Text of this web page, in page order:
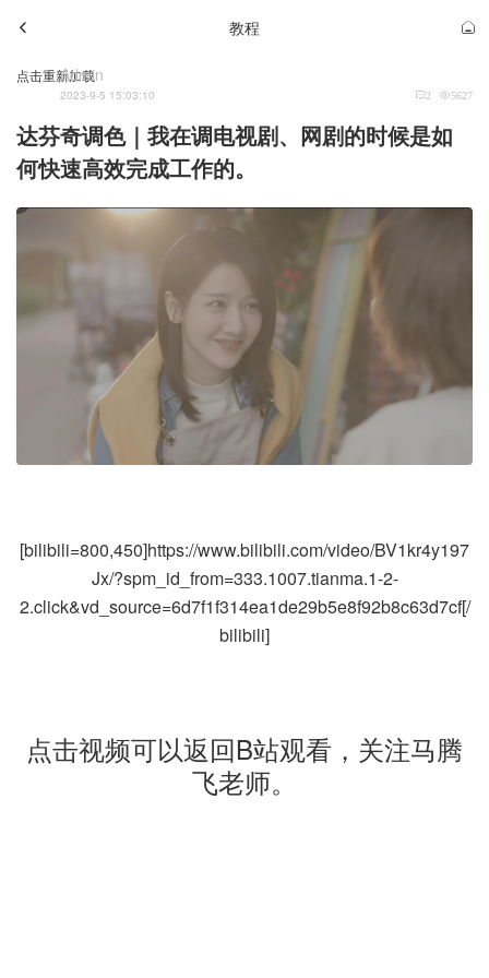
教程
点击重新加载
Admin
2023-9-5 15:03:10 2 5627
达芬奇调色｜我在调电视剧、网剧的时候是如
何快速高效完成工作的。
[bilibili=800,450]https://www.bilibili.com/video/BV1kr4y197
Jx/?spm_id_from=333.1007.tianma.1-2-
2.click&vd_source=6d7f1f314ea1de29b5e8f92b8c63d7cf[/
bilibili]
点击视频可以返回B站观看，关注马腾
飞老师。